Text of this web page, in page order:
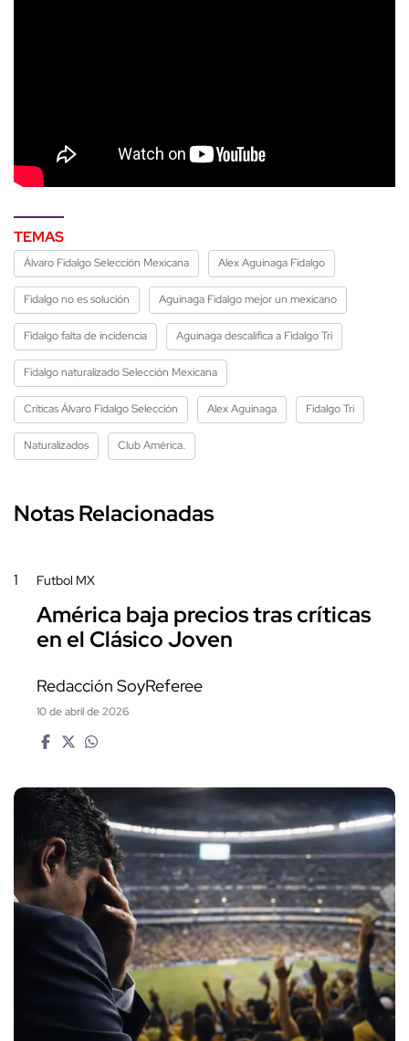
TEMAS
Álvaro Fidalgo Selección Mexicana Alex Aguinaga Fidalgo
Fidalgo no es solución Aguinaga Fidalgo mejor un mexicano
Fidalgo falta de incidencia Aguinaga descalifica a Fidalgo Tri
Fidalgo naturalizado Selección Mexicana
Críticas Álvaro Fidalgo Selección Alex Aguinaga Fidalgo Tri
Naturalizados Club América.
Notas Relacionadas
1 Futbol MX
América baja precios tras críticas
en el Clásico Joven
Redacción SoyReferee
10 de abril de 2026